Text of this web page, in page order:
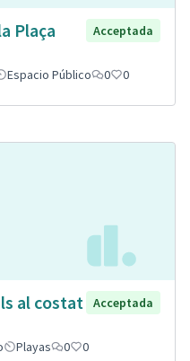
Plaça
Acceptada
Espacio Público 0 0
al costat
Acceptada
Playas 0 0